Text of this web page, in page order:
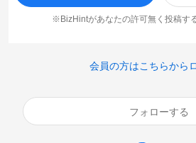
※BizHintがあなたの許可無く投稿す
会員の方はこちらから
フォローする